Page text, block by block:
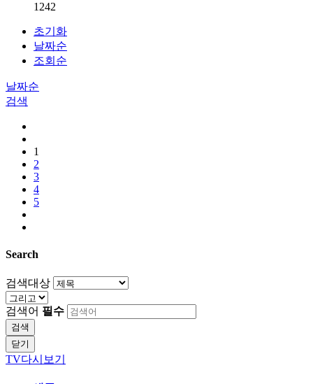
1242
초기화
날짜순
조회순
날짜순
검색
1
2
3
4
5
Search
검색대상
검색어 필수
검색
닫기
TV다시보기